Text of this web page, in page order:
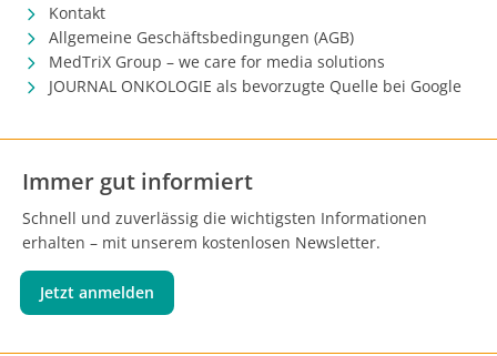
Kontakt
Allgemeine Geschäftsbedingungen (AGB)
MedTriX Group – we care for media solutions
JOURNAL ONKOLOGIE als bevorzugte Quelle bei Google
Immer gut informiert
Schnell und zuverlässig die wichtigsten Informationen
erhalten – mit unserem kostenlosen Newsletter.
Jetzt anmelden